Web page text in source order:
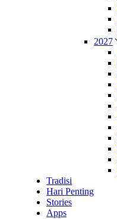
2027
Tradisi
Hari Penting
Stories
Apps